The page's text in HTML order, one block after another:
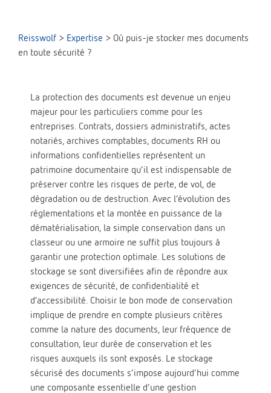
Reisswolf > Expertise > Où puis-je stocker mes documents
en toute sécurité ?
La protection des documents est devenue un enjeu
majeur pour les particuliers comme pour les
entreprises. Contrats, dossiers administratifs, actes
notariés, archives comptables, documents RH ou
informations confidentielles représentent un
patrimoine documentaire qu’il est indispensable de
préserver contre les risques de perte, de vol, de
dégradation ou de destruction. Avec l’évolution des
réglementations et la montée en puissance de la
dématérialisation, la simple conservation dans un
classeur ou une armoire ne suffit plus toujours à
garantir une protection optimale. Les solutions de
stockage se sont diversifiées afin de répondre aux
exigences de sécurité, de confidentialité et
d’accessibilité. Choisir le bon mode de conservation
implique de prendre en compte plusieurs critères
comme la nature des documents, leur fréquence de
consultation, leur durée de conservation et les
risques auxquels ils sont exposés. Le stockage
sécurisé des documents s’impose aujourd’hui comme
une composante essentielle d’une gestion